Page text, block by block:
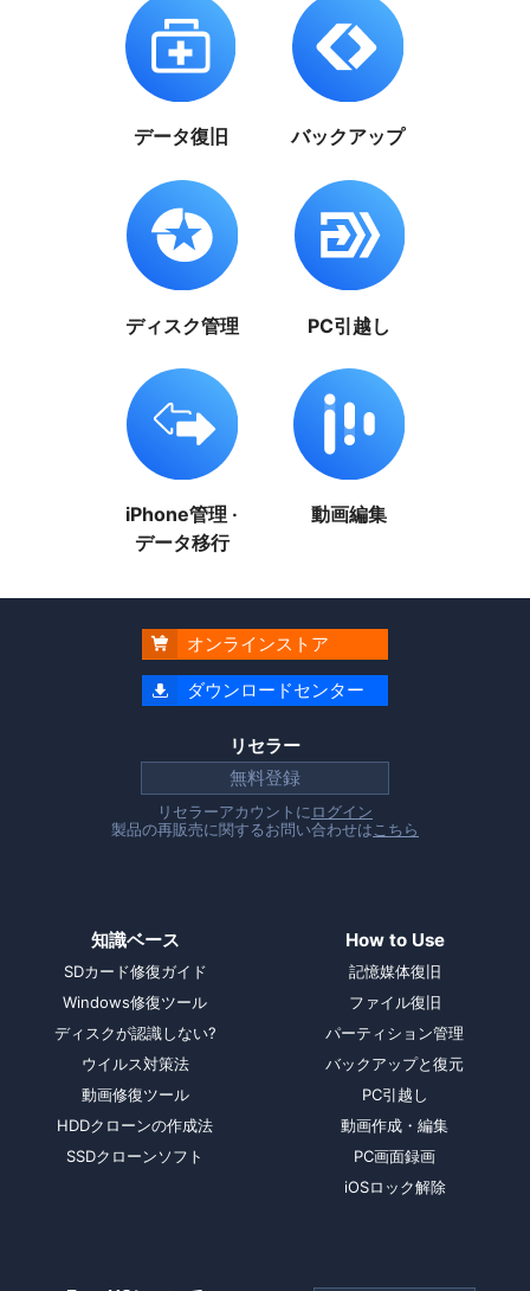
データ復旧 バックアップ
ディスク管理 PC引越し
iPhone管理 ·
データ移行
動画編集
 オンラインストア
 ダウンロードセンター
リセラー
無料登録
リセラーアカウントに ログイン
製品の再販売に関するお問い合わせは こちら
知識ベース
SDカード修復ガイド
Windows修復ツール
ディスクが認識しない?
ウイルス対策法
動画修復ツール
HDDクローンの作成法
SSDクローンソフト
How to Use
記憶媒体復旧
ファイル復旧
パーティション管理
バックアップと復元
PC引越し
動画作成・編集
PC画面録画
iOSロック解除